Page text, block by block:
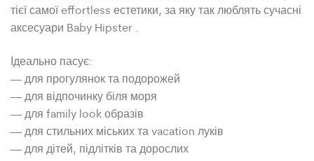
тієї самої effortless естетики, за яку так люблять сучасні
аксесуари Baby Hipster .
Ідеально пасує:
— для прогулянок та подорожей
— для відпочинку біля моря
— для family look образів
— для стильних міських та vacation луків
— для дітей, підлітків та дорослих